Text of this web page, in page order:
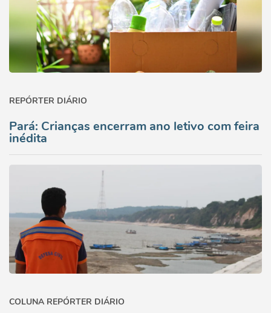
REPÓRTER DIÁRIO
Pará: Crianças encerram ano letivo com feira
inédita
COLUNA REPÓRTER DIÁRIO